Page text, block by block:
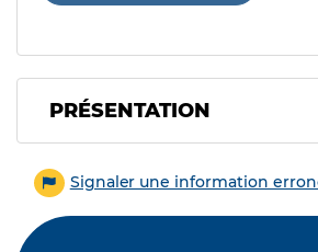
PRÉSENTATION
Signaler une information